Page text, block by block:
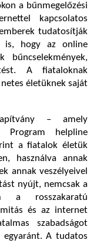
a bűnmegelőzési
kapcsolatos
tudatosítják
is, hogy az online
bűncselekmények,
A fiataloknak
életüknek saját
– amely
Program helpline
a fiatalok életük
használva annak
annak veszélyeivel
nyújt, nemcsak a
a rosszakaratú
és az internet
szabadságot
A tudatos